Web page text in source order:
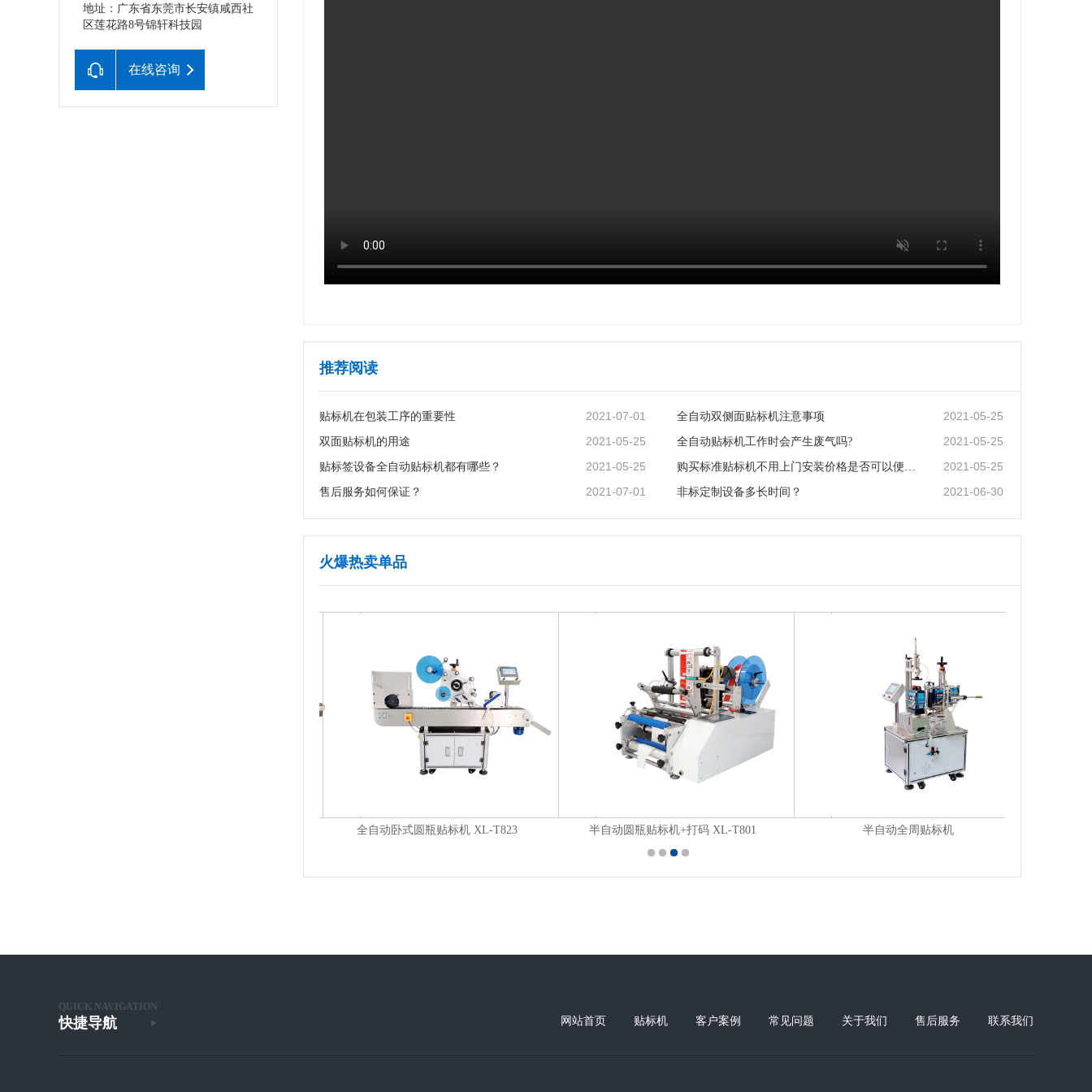
地址：广东省东莞市长安镇咸西社
区莲花路8号锦轩科技园
在线咨询
推荐阅读
贴标机在包装工序的重要性 2021-07-01 全自动双侧面贴标机注意事项 2021-05-25
双面贴标机的用途 2021-05-25 全自动贴标机工作时会产生废气吗? 2021-05-25
贴标签设备全自动贴标机都有哪些？ 2021-05-25 购买标准贴标机不用上门安装价格是否可以便宜？ 2021-05-25
售后服务如何保证？ 2021-07-01 非标定制设备多长时间？ 2021-06-30
火爆热卖单品
全自动卧式圆瓶贴标机 XL-T823 半自动圆瓶贴标机+打码 XL-T801 半自动全周贴标机
QUICK NAVIGATION
快捷导航 网站首页 贴标机 客户案例 常见问题 关于我们 售后服务 联系我们